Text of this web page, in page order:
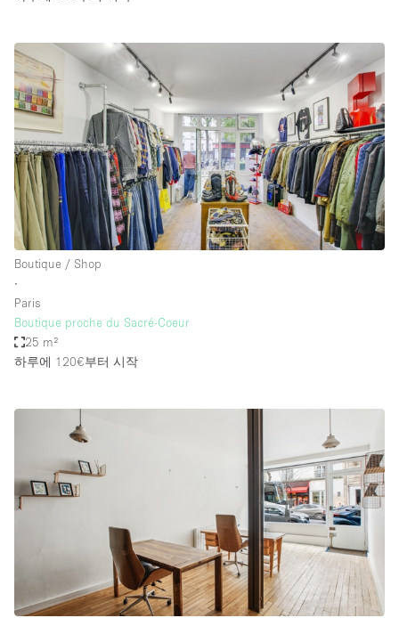
Boutique / Shop
∙
Paris
Boutique proche du Sacré-Coeur
25 m²
하루에 120€부터 시작